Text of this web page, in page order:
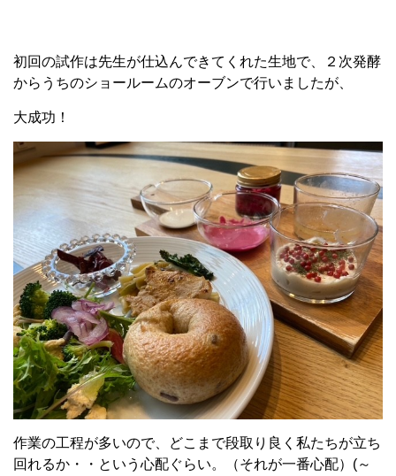
初回の試作は先生が仕込んできてくれた生地で、２次発酵
からうちのショールームのオーブンで行いましたが、
大成功！
作業の工程が多いので、どこまで段取り良く私たちが立ち
回れるか・・という心配ぐらい。（それが一番心配） (～